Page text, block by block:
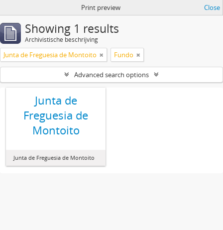
Print preview Close
Showing 1 results
Archivistische beschrijving
Junta de Freguesia de Montoito Fundo
Advanced search options
Junta de
Freguesia de
Montoito
Junta de Freguesia de Montoito